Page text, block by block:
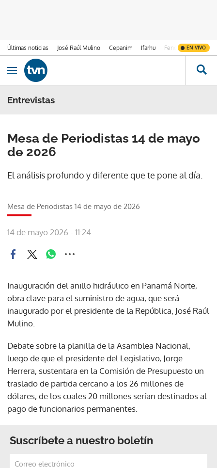
Últimas noticias José Raúl Mulino Cepanim Ifarhu Fenómeno de El
EN VIVO
Ir al contenido
Obrir navegació
Entrevistas
Mesa de Periodistas 14 de mayo
de 2026
El análisis profundo y diferente que te pone al día.
Mesa de Periodistas 14 de mayo de 2026
14 de mayo 2026 - 11:24
Inauguración del anillo hidráulico en Panamá Norte,
obra clave para el suministro de agua, que será
inaugurado por el presidente de la República, José Raúl
Mulino.
Debate sobre la planilla de la Asamblea Nacional,
luego de que el presidente del Legislativo, Jorge
Herrera, sustentara en la Comisión de Presupuesto un
traslado de partida cercano a los 26 millones de
dólares, de los cuales 20 millones serían destinados al
pago de funcionarios permanentes.
Suscríbete a nuestro boletín